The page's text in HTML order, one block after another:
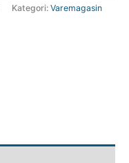
Kategori: Varemagasin